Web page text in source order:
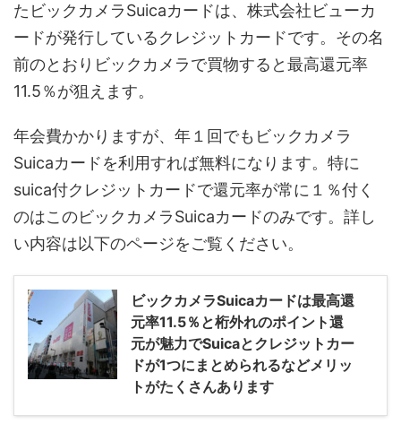
たビックカメラSuicaカードは、株式会社ビューカ
ードが発行しているクレジットカードです。その名
前のとおりビックカメラで買物すると最高還元率
11.5％が狙えます。
年会費かかりますが、年１回でもビックカメラ
Suicaカードを利用すれば無料になります。特に
suica付クレジットカードで還元率が常に１％付く
のはこのビックカメラSuicaカードのみです。詳し
い内容は以下のページをご覧ください。
ビックカメラSuicaカードは最高還
元率11.5％と桁外れのポイント還
元が魅力でSuicaとクレジットカー
ドが1つにまとめられるなどメリッ
トがたくさんあります